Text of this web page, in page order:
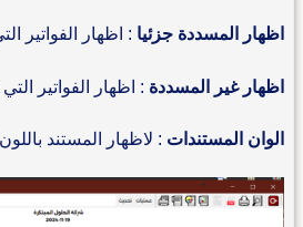
اظهار المسددة جزئيا : اظهار الفواتير
اظهار غير المسددة : اظهار الفواتير
الوان المستندات : لاظهار المستند